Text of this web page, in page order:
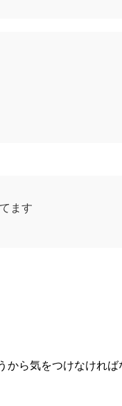
ます
から気をつけなければ